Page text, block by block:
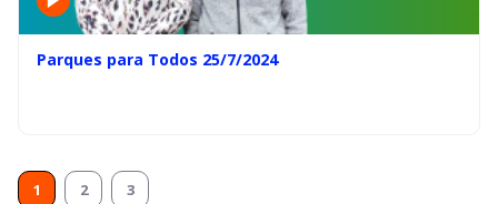
Parques para Todos 25/7/2024
1 2 3